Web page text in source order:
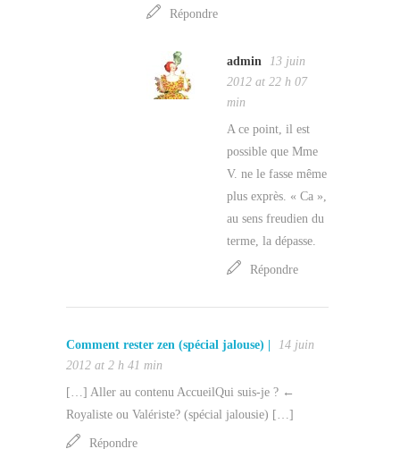
Répondre
admin
13 juin
2012 at 22 h 07
min
A ce point, il est
possible que Mme
V. ne le fasse même
plus exprès. « Ca »,
au sens freudien du
terme, la dépasse.
Répondre
Comment rester zen (spécial jalouse) |
14 juin
2012 at 2 h 41 min
[…] Aller au contenu AccueilQui suis-je ? ←
Royaliste ou Valériste? (spécial jalousie) […]
Répondre